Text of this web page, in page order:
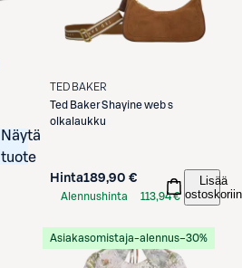
Näytä
tuote
TED BAKER
Ted BakerShayine web s
olkalaukku
Hinta189,90 €
Alennushinta
113,94 €
Lisää
ostoskoriin
Asiakasomistaja-alennus−30%